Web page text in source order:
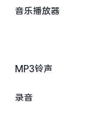
音乐播放器
MP3铃声
录音